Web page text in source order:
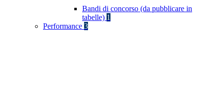
Bandi di concorso (da pubblicare in
tabelle) 1
Performance 3